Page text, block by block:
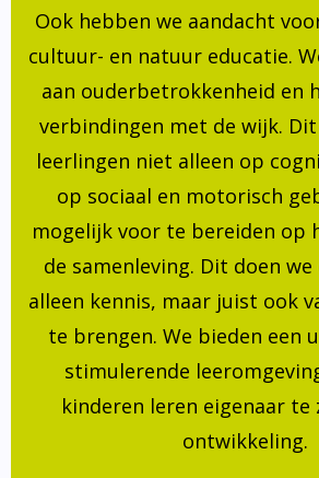
Ook hebben we aandacht
cultuur- en natuur educatie.
aan ouderbetrokkenheid en
verbindingen met de wijk.
leerlingen niet alleen op
op sociaal en motorisch
mogelijk voor te bereiden op
de samenleving. Dit doen
alleen kennis, maar juist ook
te brengen. We bieden een
stimulerende
kinderen leren eigenaar te
ontwikkeling.